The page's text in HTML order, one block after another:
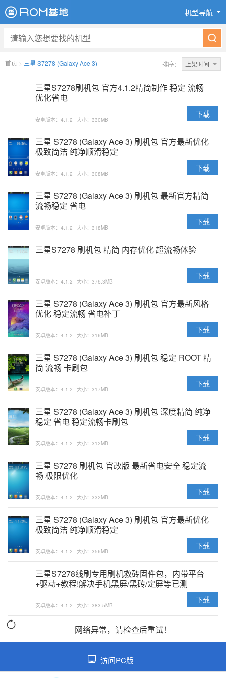
机型导航
首页 > 三星 S7278 (Galaxy Ace 3) 排序： 上架时间
三星S7278刷机包 官方4.1.2精简制作 稳定 流畅
优化省电
安卓版本：4.1.2 大小：330MB
下载
三星 S7278 (Galaxy Ace 3) 刷机包 官方最新优化
极致简洁 纯净顺滑稳定
安卓版本：4.1.2 大小：308MB
下载
三星 S7278 (Galaxy Ace 3) 刷机包 最新官方精简
流畅稳定 省电
安卓版本：4.1.2 大小：318MB
下载
三星S7278 刷机包 精简 内存优化 超流畅体验
安卓版本：4.1.2 大小：376.3MB
下载
三星 S7278 (Galaxy Ace 3) 刷机包 官方最新风格
优化 稳定流畅 省电补丁
安卓版本：4.1.2 大小：316MB
下载
三星 S7278 (Galaxy Ace 3) 刷机包 稳定 ROOT 精
简 流畅 卡刷包
安卓版本：4.1.2 大小：317MB
下载
三星 S7278 (Galaxy Ace 3) 刷机包 深度精简 纯净
稳定 省电 稳定流畅卡刷包
安卓版本：4.1.2 大小：312MB
下载
三星 S7278 刷机包 官改版 最新省电安全 稳定流
畅 极限优化
安卓版本：4.1.2 大小：332MB
下载
三星 S7278 (Galaxy Ace 3) 刷机包 官方最新优化
极致简洁 纯净顺滑稳定
安卓版本：4.1.2 大小：356MB
下载
三星S7278线刷专用刷机救砖固件包，内带平台
+驱动+教程!解决手机黑屏/黑砖/定屏等已测
安卓版本：4.1.2 大小：383.5MB
下载
网络异常，请检查后重试！
访问PC版